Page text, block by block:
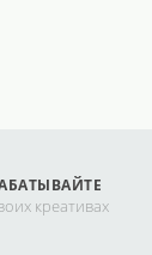
креативах